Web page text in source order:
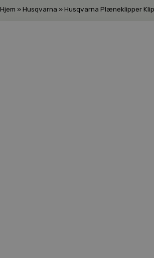
Hjem »Husqvarna »Husqvarna Plæneklipper